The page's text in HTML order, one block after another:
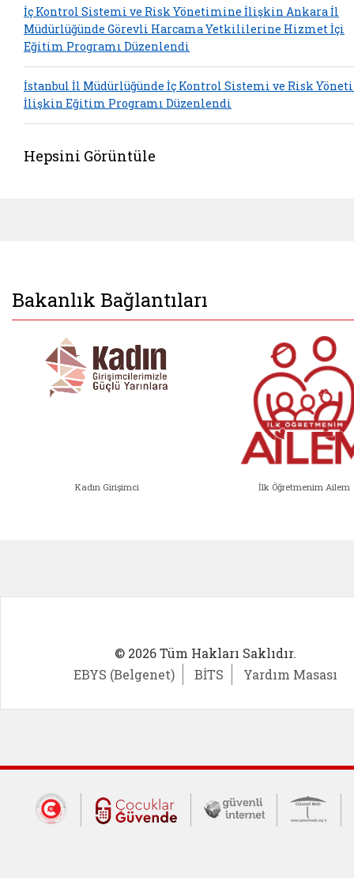
İç Kontrol Sistemi ve Risk Yönetimine İlişkin Ankara İl
Müdürlüğünde Görevli Harcama Yetkililerine Hizmet İçi
Eğitim Programı Düzenlendi
İstanbul İl Müdürlüğünde İç Kontrol Sistemi ve Risk
İlişkin Eğitim Programı Düzenlendi
Hepsini Görüntüle
Bakanlık Bağlantıları
Kadın Girişimci İlk Öğretmenim Ailem
© 2026 Tüm Hakları Saklıdır.
EBYS (Belgenet)
BİTS Yardım Masası
Dış Bağlantılar
Cumhurbaşkanlığı İletişim Merkezi
Çocuklar Güvende (yeni
Güvenli